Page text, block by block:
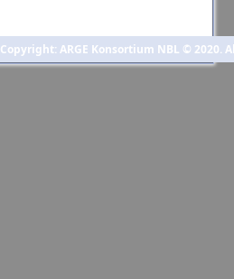
Copyright: ARGE Konsortium NBL © 2020.